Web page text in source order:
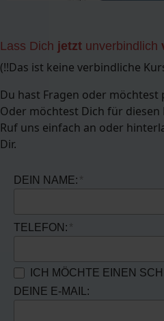
Lass Dich jetzt unverbindlich
(!!Das ist keine verbindliche
Du hast Fragen oder möchtest
Oder möchtest Dich für
Ruf uns einfach an oder
Dir.
DEIN NAME:
TELEFON:
ICH MÖCHTE EINEN
DEINE E-MAIL: